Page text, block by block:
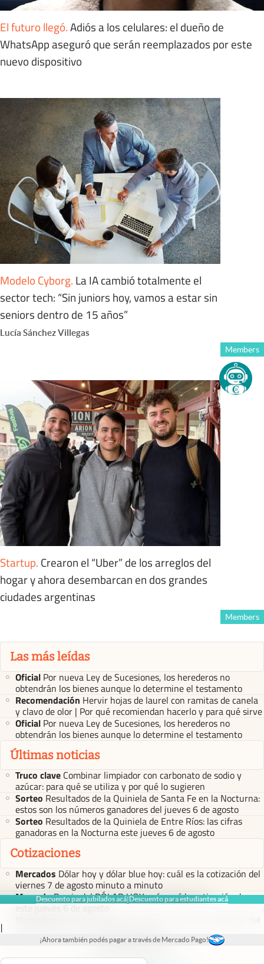
Descuento para jubilados acá|Descuento para estudiantes acá
|
¡Ahora también podés pagar a través de Mercado Pago!
El futuro llegó.Adiós a los celulares: el dueño de
WhatsApp aseguró que serán reemplazados por este
nuevo dispositivo
Modelo Cyborg. La IA cambió totalmente el
sector tech: “Sin juniors hoy, vamos a estar sin
seniors dentro de 15 años”
Lucía Sánchez Villegas
Members
Startup. Crearon el “Uber” de los arreglos del
hogar y ahora desembarcan en dos grandes
ciudades argentinas
Members
Las más leídas
Oficial Por nueva Ley de Sucesiones, los herederos no
obtendrán los bienes aunque lo determine el testamento
Recomendación Hervir hojas de laurel con ramitas de canela
y clavo de olor | Por qué recomiendan hacerlo y para qué sirve
Oficial Por nueva Ley de Sucesiones, los herederos no
obtendrán los bienes aunque lo determine el testamento
Últimas noticias
Truco clave Combinar limpiador con carbonato de sodio y
azúcar: para qué se utiliza y por qué lo sugieren
Sorteo Resultados de la Quiniela de Santa Fe en la Nocturna:
estos son los números ganadores del jueves 6 de agosto
Sorteo Resultados de la Quiniela de Entre Ríos: las cifras
ganadoras en la Nocturna este jueves 6 de agosto
Cotizaciones
Mercados Dólar hoy y dólar blue hoy: cuál es la cotización del
viernes 7 de agosto minuto a minuto
MercadoPrecio del DÓLAR HOY: así cerró la cotización de
este jueves 6 de agosto
abre en nueva pestaña
abre en nueva pestaña
abre en nueva pestaña
abre en nueva pestaña
abre en nueva pestaña